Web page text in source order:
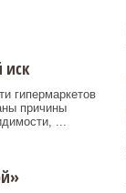
гипермаркетов
причины
...